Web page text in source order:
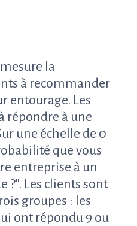
la
à recommander
entourage. Les
répondre à une
une échelle de 0
que vous
entreprise à un
?". Les clients sont
groupes : les
ont répondu 9 ou